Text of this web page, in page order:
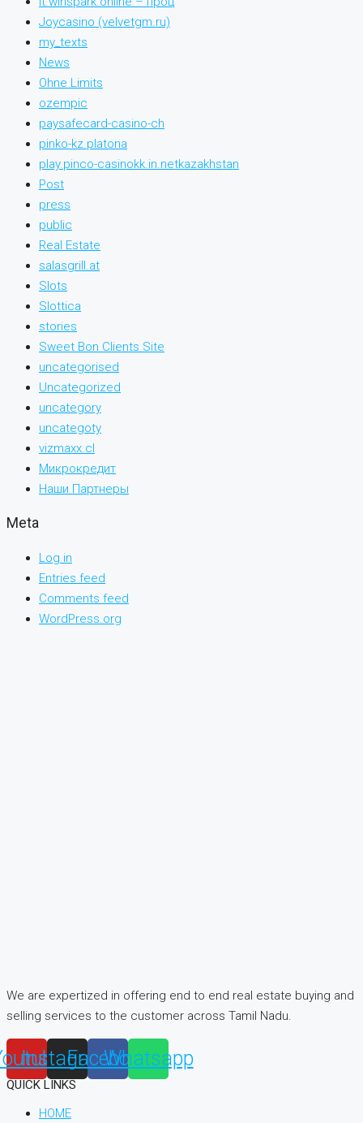
Joycasino (velvetgm.ru)
my_texts
News
Ohne Limits
ozempic
paysafecard-casino-ch
pinko-kz.platona
play.pinco-casinokk.in.netkazakhstan
Post
press
public
Real Estate
salasgrill.at
Slots
Slottica
stories
Sweet Bon Clients Site
uncategorised
Uncategorized
uncategory
uncategoty
vizmaxx.cl
Микрокредит
Наши Партнеры
Meta
Log in
Entries feed
Comments feed
WordPress.org
We are expertized in offering end to end real estate buying and
selling services to the customer across Tamil Nadu.
Instagram
Facebook
Whatsapp
QUICK LINKS
HOME